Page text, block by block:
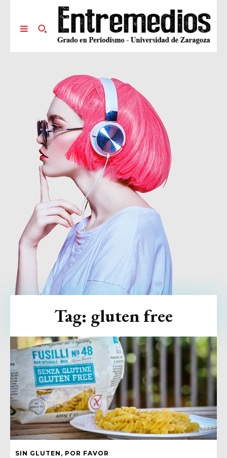
SIN GLUTEN, POR FAVOR
Tag: gluten free